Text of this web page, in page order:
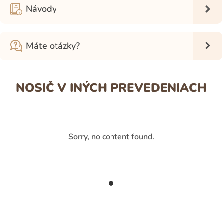
Návody
Máte otázky?
NOSIČ V INÝCH PREVEDENIACH
Sorry, no content found.